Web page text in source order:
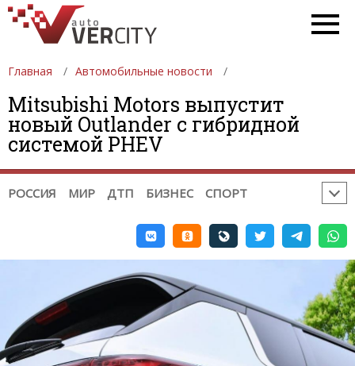
Главная Автомобильные новости
Mitsubishi Motors выпустит
новый Outlander с гибридной
системой PHEV
РОССИЯ МИР ДТП БИЗНЕС СПОРТ
НОВОСТИ АВТОСПОРТА:
ФОРМУЛА 2
ФОРМУЛА 3
INDYCAR
NASCAR ФОРМУЛА-Е
ERC
РАЛЛИ-РЕЙДЫ
TRC INTERNATIONAL SERIES
MOTO3
WSBK TOURIST TROPHY МОТОКРОСС